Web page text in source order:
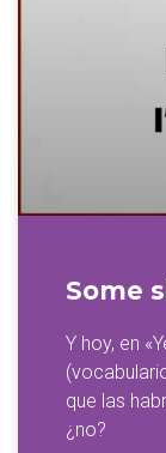
Some
Y hoy, en
que las
¿no?